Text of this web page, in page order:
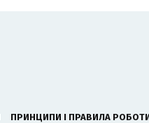
ПРИНЦИПИ І ПРАВИЛА